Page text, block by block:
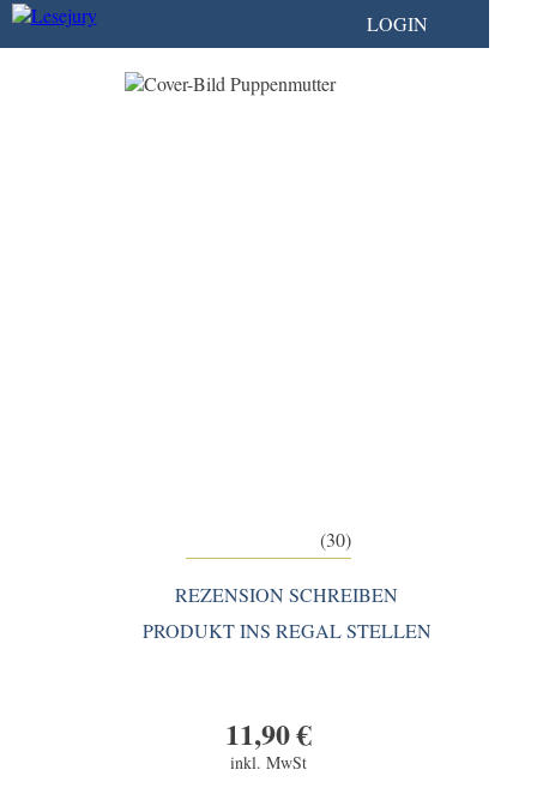
LOGIN
(30)
REZENSION SCHREIBEN
PRODUKT INS REGAL STELLEN
11,90€
inkl. MwSt